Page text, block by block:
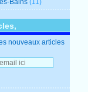
Bains (11)
nouveaux articles